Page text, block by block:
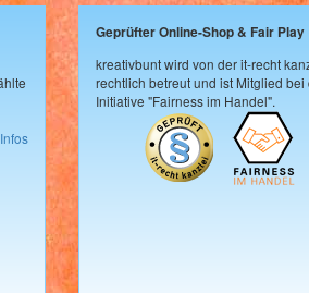
Geprüfter Online-Shop & Fair Play
kreativbunt wird von der it-recht
rechtlich betreut und ist Mitglied bei
Initiative "Fairness im Handel".